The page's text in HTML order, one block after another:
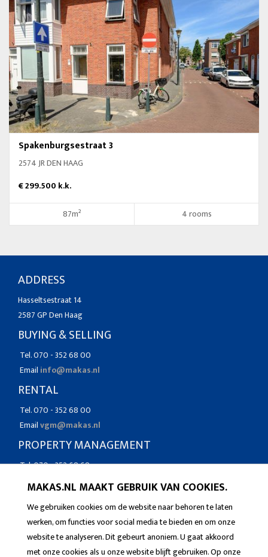
MAKAS.NL MAAKT GEBRUIK VAN COOKIES.
We gebruiken cookies om de website naar behoren te laten
werken, om functies voor social media te bieden en om onze
website te analyseren. Dit gebeurt anoniem. U gaat akkoord
met onze cookies als u onze website blijft gebruiken. Op onze
Spakenburgsestraat 3
2574 JR DEN HAAG
€ 299.500 k.k.
87m² 4 rooms
ADDRESS
Hasseltsestraat 14
2587 GP Den Haag
BUYING & SELLING
Tel. 070 - 352 68 00
Email info@makas.nl
RENTAL
Tel. 070 - 352 68 00
Emailvgm@makas.nl
PROPERTY MANAGEMENT
Tel. 070 - 352 68 68
Email vgm@makas.nl